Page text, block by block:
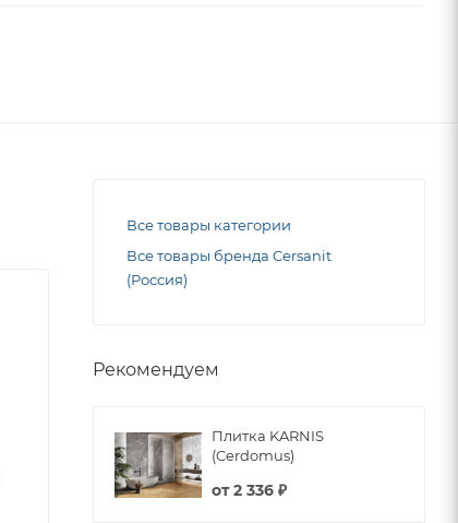
Все товары категории
Все товары бренда Cersanit
(Россия)
Рекомендуем
Плитка KARNIS
(Cerdomus)
от2 336 ₽